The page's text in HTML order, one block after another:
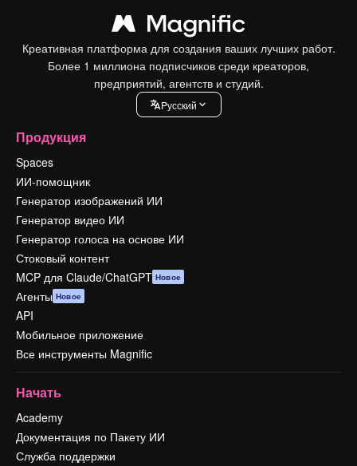
Креативная платформа для создания ваших лучших работ.
Более 1 миллиона подписчиков среди креаторов,
предприятий, агентств и студий.
Pусский
Продукция
Spaces
ИИ-помощник
Генератор изображений ИИ
Генератор видео ИИ
Генератор голоса на основе ИИ
Стоковый контент
MCP для Claude/ChatGPT Новое
Агенты Новое
API
Мобильное приложение
Все инструменты Magnific
Начать
Academy
Документация по Пакету ИИ
Служба поддержки